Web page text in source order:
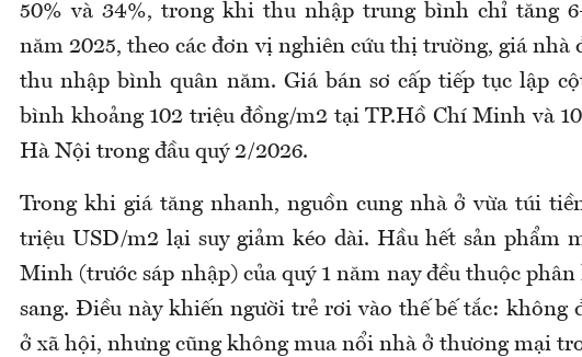
50% và 34%, trong khi thu nhập trung bình chỉ tăng
năm 2025, theo các đơn vị nghiên cứu thị trường, giá nhà
thu nhập bình quân năm. Giá bán sơ cấp tiếp tục lập
bình khoảng 102 triệu đồng/m2 tại TP.Hồ Chí Minh và
Hà Nội trong đầu quý 2/2026.
Trong khi giá tăng nhanh, nguồn cung nhà ở vừa túi
triệu USD/m2 lại suy giảm kéo dài. Hầu hết sản phẩm
Minh (trước sáp nhập) của quý 1 năm nay đều thuộc phân
sang. Điều này khiến người trẻ rơi vào thế bế tắc: không
ở xã hội, nhưng cũng không mua nổi nhà ở thương mại